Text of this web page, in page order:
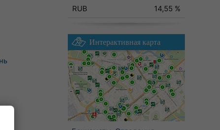
RUB
14,55 %
Интерактивная карта